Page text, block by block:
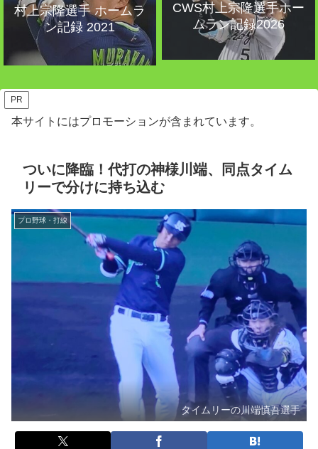
村上宗隆選手 ホームラ
ン記録 2021
CWS村上宗隆選手ホー
ムラン記録2026
PR
本サイトにはプロモーションが含まれています。
ついに降臨！代打の神様川端、同点タイム
リーで分けに持ち込む
プロ野球・打線
タイムリーの川端慎吾選手